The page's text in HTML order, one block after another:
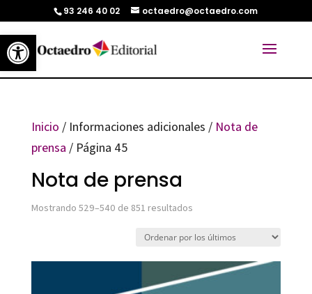
Abrir barra de herramientas
93 246 40 02 octaedro@octaedro.com
Inicio / Informaciones adicionales / Nota de
prensa / Página 45
Nota de prensa
Mostrando 529–540 de 851 resultadosOrdenado
últimos